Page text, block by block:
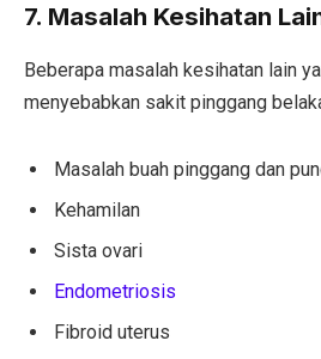
7. Masalah Kesihatan
Beberapa masalah kesihatan lain
menyebabkan sakit pinggang
Masalah buah pinggang dan
Kehamilan
Sista ovari
Endometriosis
Fibroid uterus